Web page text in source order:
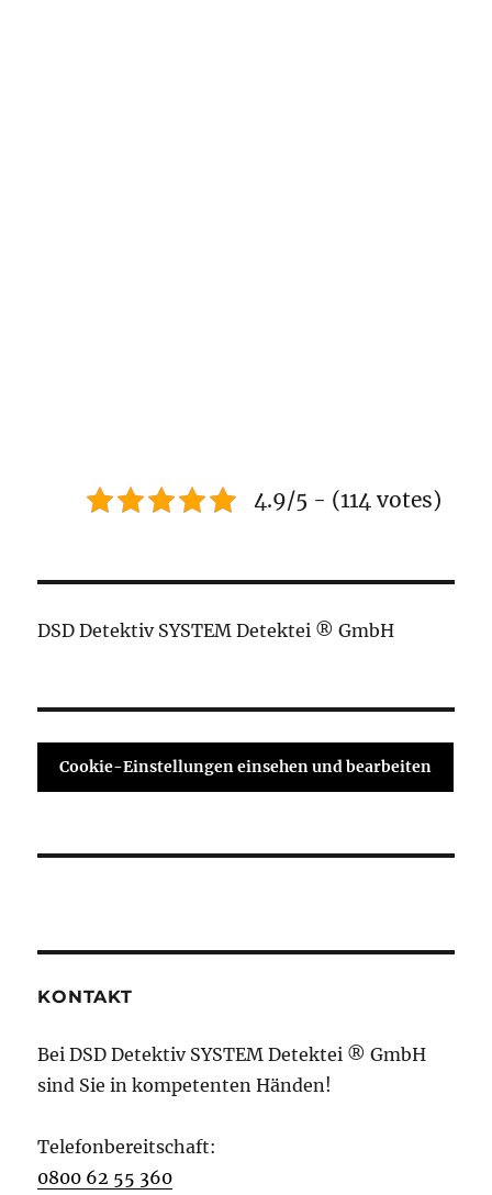
4.9/5 - (114 votes)
DSD Detektiv SYSTEM Detektei ® GmbH
Cookie-Einstellungen einsehen und bearbeiten
KONTAKT
Bei DSD Detektiv SYSTEM Detektei ® GmbH
sind Sie in kompetenten Händen!
Telefonbereitschaft:
0800 62 55 360